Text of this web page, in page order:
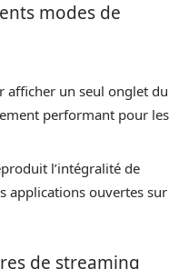
modes de
afficher un seul onglet du
performant pour les
l’intégralité de
applications ouvertes sur
de streaming